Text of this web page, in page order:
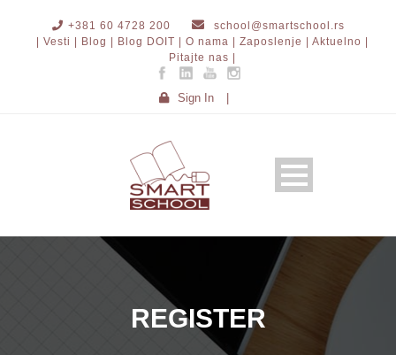
+381 60 4728 200
school@smartschool.rs
| Vesti |
Blog | Blog DOIT | O nama | Zaposlenje |
Aktuelno |
Pitajte nas |
Sign In
REGISTER